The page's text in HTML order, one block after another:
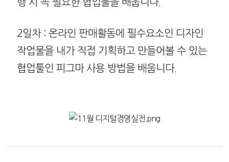
행 시 꼭 필요한 협업툴을 배웁니다.
2일차 : 온라인 판매활동에 필수요소인 디자인
작업물을 내가 직접 기획하고 만들어볼 수 있는
협업툴인 피그마 사용 방법을 배웁니다.